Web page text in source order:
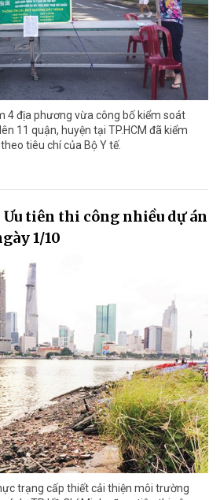
4 địa phương vừa công bố kiểm soát
11 quận, huyện tại TP.HCM đã kiểm
tiêu chí của Bộ Y tế.
tiên thi công nhiều dự án
1/10
trạng cấp thiết cải thiện môi trường